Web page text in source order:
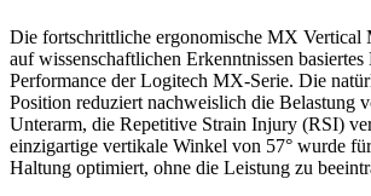
Die fortschrittliche ergonomische MX Vertical
auf wissenschaftlichen Erkenntnissen
Performance der Logitech MX-Serie. Die
Position reduziert nachweislich die Belastung
Unterarm, die Repetitive Strain Injury (RSI)
einzigartige vertikale Winkel von 57° wurde
Haltung optimiert, ohne die Leistung zu